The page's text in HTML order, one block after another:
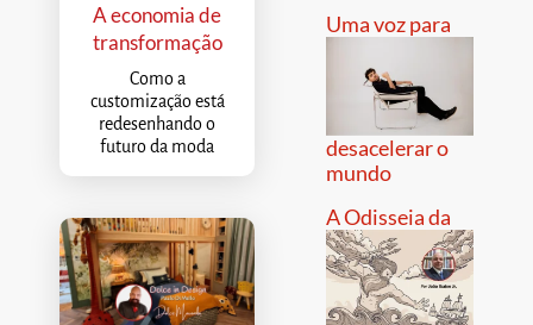
A economia de
transformação
Como a
customização está
redesenhando o
futuro da moda
Uma voz para
desacelerar o
mundo
A Odisseia da